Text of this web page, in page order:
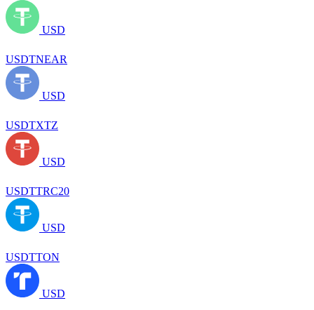
USD
USDTNEAR
USD
USDTXTZ
USD
USDTTRC20
USD
USDTTON
USD